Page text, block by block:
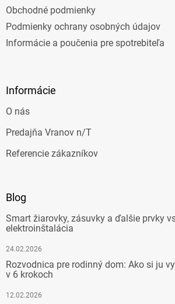
Obchodné podmienky
Podmienky ochrany osobných údajov
Informácie a poučenia pre spotrebiteľa
Informácie
O nás
Predajňa Vranov n/T
Referencie zákazníkov
Blog
Smart žiarovky, zásuvky a ďalšie prvky
elektroinštalácia
24.02.2026
Rozvodnica pre rodinný dom: Ako si ju
v 6 krokoch
12.02.2026